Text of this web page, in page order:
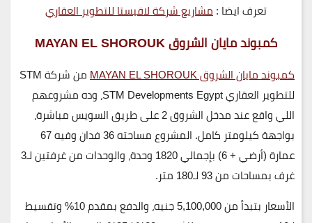
تعرف ايضا :مشاريع شركة لافيستا للتطوير العقاري
كمبوند مايان الشروق MAYAN EL SHOROUK
كمبوند مايان الشروق MAYAN EL SHOROUK
من شركة STM
للتطوير العقاري STM Developments Egypt، وده مشروعهم
اللي واقع عند مدخل الشروق 2 على طريق السويس مباشرة،
بواجهة كيلومتر كامل. المشروع مساحته 36 فدان وفيه 67
عمارة (أرضي + 6) بإجمالي 1820 وحدة، والوحدات من غرفتين لـ3
غرف بمساحات من 93 لـ180 متر.
الأسعار بتبدأ من 5,100,000 جنيه، والدفع بمقدم 10% وتقسيط